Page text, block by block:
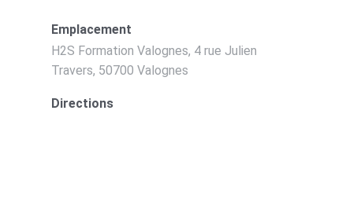
Emplacement
H2S Formation Valognes, 4 rue Julien
Travers, 50700 Valognes
Directions